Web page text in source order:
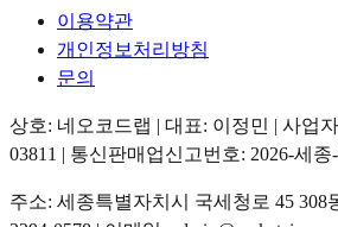
이용약관
개인정보처리방침
문의
상호: 네오코드랩 | 대표: 이정민 | 사업
03811 | 통신판매업신고번호: 2026-세종
주소: 세종특별자치시 국세청로 45 308